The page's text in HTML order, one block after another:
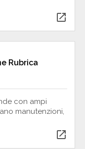
open_in_new
Rubrica
con ampi
manutenzioni,
open_in_new